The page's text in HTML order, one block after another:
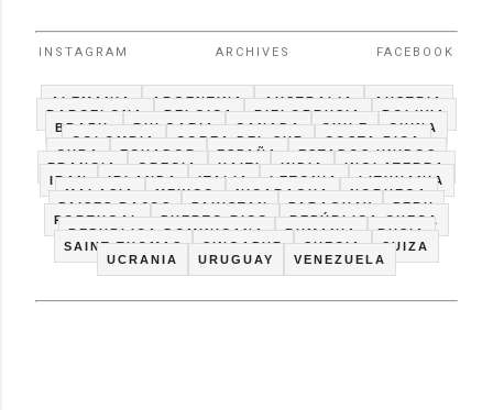
INSTAGRAM ARCHIVES FACEBOOK
ALEMANIA ARGENTINA AUSTRALIA
AUSTRIA
BARCELONA
BELGICA BIELORRUSIA
BOLIVIA
BRAZIL
BULGARIA CANADA CHILE
CHINA
COLOMBIA
COREA DEL SUR
COSTA RICA
CUBA
ECUADOR ESPAÑA
ESTADOS UNIDOS
FRANCIA
GRECIA HAITI INDIA
INGLATERRA
IRAN
IRLANDA ITALIA LETONIA
LITHUANIA
MALASIA
MEXICO NICARAGUA
NORUEGA
PAISES BAJOS
PAKISTAN PARAGUAY
PERU
PORTUGAL
PUERTO RICO
REPÚBLICA CHECA
REPUBLICA DOMINICANA
RUMANIA
RUSIA
SAINT THOMAS
SINGAPUR SUECIA
SUIZA
UCRANIA
URUGUAY VENEZUELA